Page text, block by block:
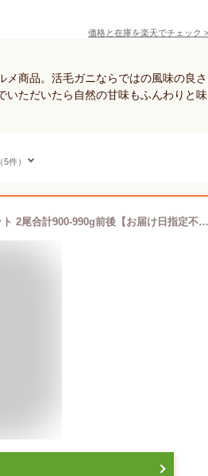
価格と在庫を楽天でチェック
商品。活毛ガニならではの風味の良さ
いただいたら自然の甘味もふんわりと味
件）
!!! 楽天ランキング1位獲得 !!!北海道産 『活』毛蟹 2尾セット 2尾合計900-990g前後【お届け日指定不可商品です】【活・ゆでをお選びください】訳あり品：脚折れあり 活毛蟹 活毛がに 活けがに 活き お取り寄せグルメ 【送料無料】